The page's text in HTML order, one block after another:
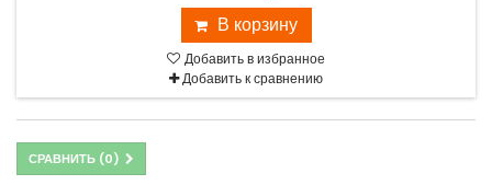
В корзину
Добавить в избранное
Добавить к сравнению
СРАВНИТЬ (0)